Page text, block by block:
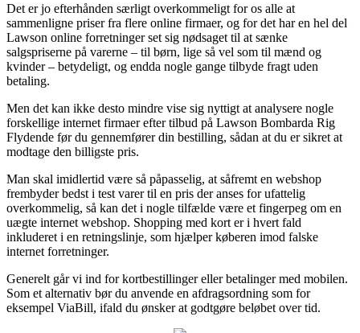
Det er jo efterhånden særligt overkommeligt for os alle at
sammenligne priser fra flere online firmaer, og for det har en hel del
Lawson online forretninger set sig nødsaget til at sænke
salgspriserne på varerne – til børn, lige så vel som til mænd og
kvinder – betydeligt, og endda nogle gange tilbyde fragt uden
betaling.
Men det kan ikke desto mindre vise sig nyttigt at analysere nogle
forskellige internet firmaer efter tilbud på Lawson Bombarda Rig
Flydende før du gennemfører din bestilling, sådan at du er sikret at
modtage den billigste pris.
Man skal imidlertid være så påpasselig, at såfremt en webshop
frembyder bedst i test varer til en pris der anses for ufattelig
overkommelig, så kan det i nogle tilfælde være et fingerpeg om en
uægte internet webshop. Shopping med kort er i hvert fald
inkluderet i en retningslinje, som hjælper køberen imod falske
internet forretninger.
Generelt går vi ind for kortbestillinger eller betalinger med mobilen.
Som et alternativ bør du anvende en afdragsordning som for
eksempel ViaBill, ifald du ønsker at godtgøre beløbet over tid.